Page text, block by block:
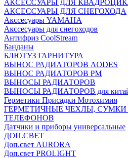
АКСЕССУАРЫ ДЛЯ
АКСЕССУАРЫ ДЛЯ СНЕГОХОДА
Акссесуары YAMAHA
Акссесуары для снегоходов
Антифриз CoolStream
Банданы
БЛЮТУЗ ГАРНИТУРА
ВЫНОС РАДИАТОРОВ AODES
ВЫНОС РАДИАТОРОВ РМ
ВЫНОСЫ РАДИАТОРОВ
ВЫНОСЫ РАДИАТОРОВ для
Герметики Присадки Мотохимия
ГЕРМЕТИЧНЫЕ ЧЕХЛЫ,
ТЕЛЕФОНОВ
Датчики и приборы универсальные
ДОП.СВЕТ
Доп.свет AURORA
Доп.свет PROLIGHT